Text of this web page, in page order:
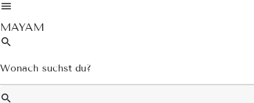
MAYAM